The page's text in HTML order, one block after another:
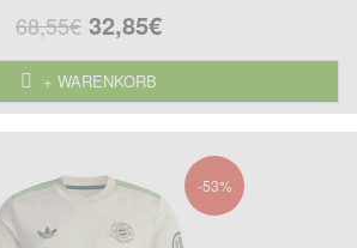
68,55€ 32,85€
+ WARENKORB
-53%